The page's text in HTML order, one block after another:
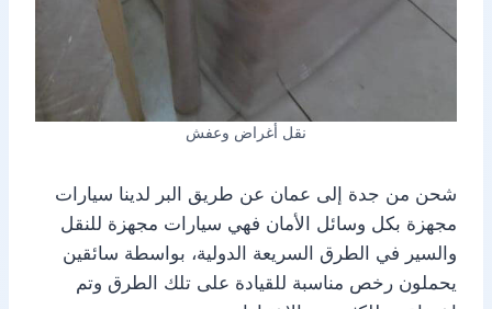
نقل أغراض وعفش
شحن من جدة إلى عمان عن طريق البر لدينا سيارات
مجهزة بكل وسائل الأمان فهي سيارات مجهزة للنقل
والسير في الطرق السريعة الدولية، بواسطة سائقين
يحملون رخص مناسبة للقيادة على تلك الطرق وتم